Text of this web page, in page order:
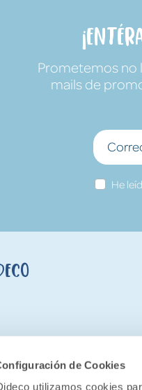
de Cookies
utilizamos cookies
Prometemos no
mails de
He